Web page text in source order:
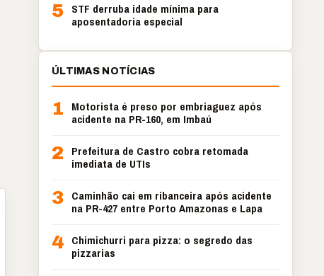
5 STF derruba idade mínima para
aposentadoria especial
ÚLTIMAS NOTÍCIAS
1
Motorista é preso por embriaguez após
acidente na PR-160, em Imbaú
2
Prefeitura de Castro cobra retomada
imediata de UTIs
3 Caminhão cai em ribanceira após acidente
na PR-427 entre Porto Amazonas e Lapa
4 Chimichurri para pizza: o segredo das
pizzarias